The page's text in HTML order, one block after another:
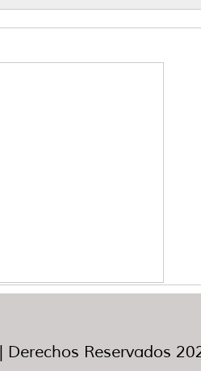
Derechos Reservados